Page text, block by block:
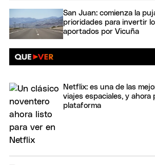
San Juan: comienza la
prioridades para invertir
aportados por Vicuña
Netflix: es una de las
viajes espaciales, y ahora
plataforma